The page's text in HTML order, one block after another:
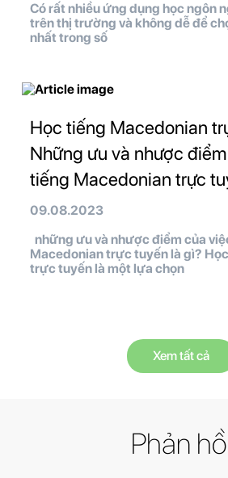
Có rất nhiều ứng dụng học ngôn
trên thị trường và không dễ để
nhất trong số
Học tiếng Macedonian
Những ưu và nhược
tiếng Macedonian trực
09.08.2023
những ưu và nhược điểm của
Macedonian trực tuyến là gì?
trực tuyến là một lựa chọn
Xem tất cả
Phản